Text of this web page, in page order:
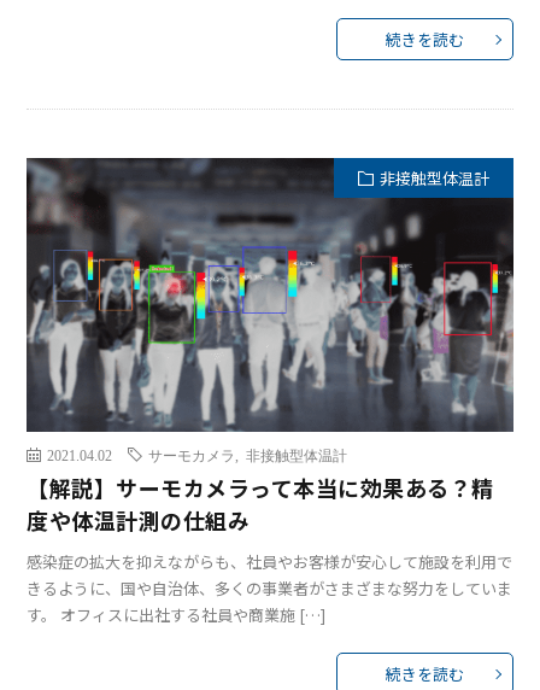
続きを読む
非接触型体温計
2021.04.02 サーモカメラ ,非接触型体温計
【解説】サーモカメラって本当に効果ある？精
度や体温計測の仕組み
感染症の拡大を抑えながらも、社員やお客様が安心して施設を利用で
きるように、国や自治体、多くの事業者がさまざまな努力をしていま
す。 オフィスに出社する社員や商業施 […]
続きを読む